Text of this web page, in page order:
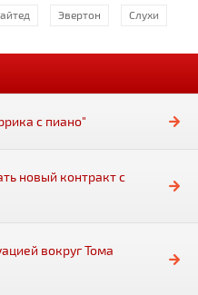
Эвертон Слухи
с пиано"
новый контракт с
вокруг Тома